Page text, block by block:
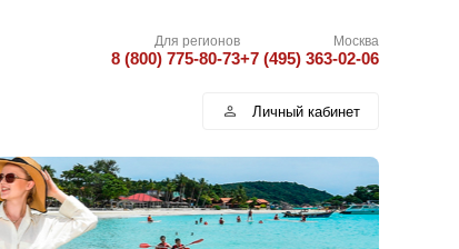
Для регионов
8 (800) 775-80-73
Москва
+7 (495) 363-02-06
Личный кабинет